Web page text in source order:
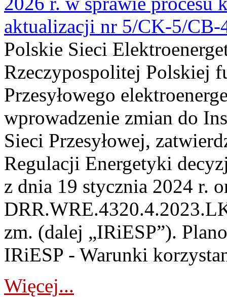
aktualizacji nr 5/CK-5/CB-
Polskie Sieci
Rzeczypospolitej Polskiej
Przesyłowego
wprowadzenie zmian do
Sieci Przesyłowej,
Regulacji Energetyki
z dnia 19 stycznia 2024 r.
zm. (dalej „IRiESP”).
IRiESP - Warunki
Więcej...